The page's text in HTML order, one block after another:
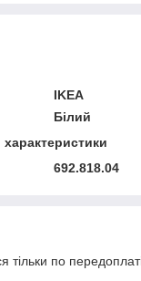
IKEA
Білий
692.818.04
тільки по